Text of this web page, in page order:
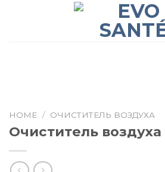
HOME / ОЧИСТИТЕЛЬ ВОЗДУХА
Очиститель воздуха